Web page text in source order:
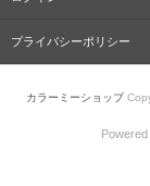
プライバシーポリシー
カラーミーショップ